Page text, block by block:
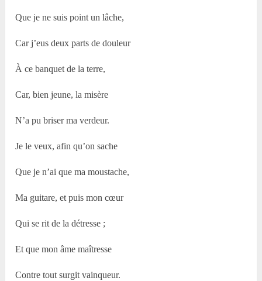
Que je ne suis point un lâche,
Car j’eus deux parts de douleur
À ce banquet de la terre,
Car, bien jeune, la misère
N’a pu briser ma verdeur.
Je le veux, afin qu’on sache
Que je n’ai que ma moustache,
Ma guitare, et puis mon cœur
Qui se rit de la détresse ;
Et que mon âme maîtresse
Contre tout surgit vainqueur.